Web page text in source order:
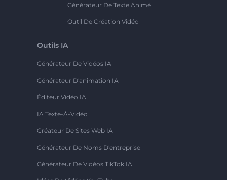
Générateur De Texte Animé
Outil De Création Vidéo
Outils IA
Générateur De Vidéos IA
Générateur D'animation IA
Éditeur Vidéo IA
IA Texte-À-Vidéo
Créateur De Sites Web IA
Générateur De Noms D'entreprise
Générateur De Vidéos TikTok IA